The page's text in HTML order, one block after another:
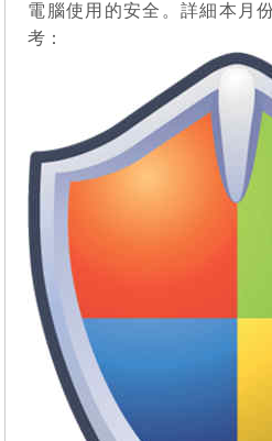
電腦使用的安全。詳細本月
考：